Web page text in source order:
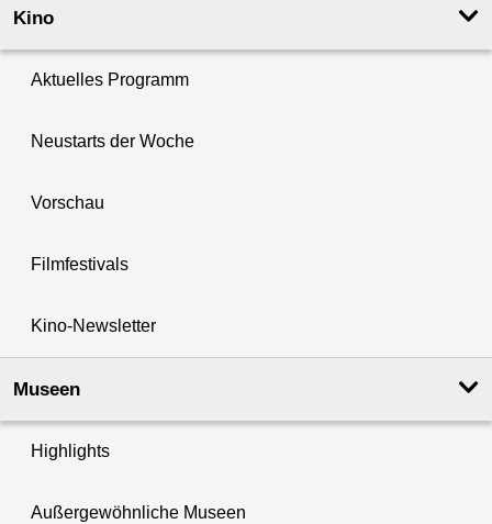
Kino
Aktuelles Programm
Neustarts der Woche
Vorschau
Filmfestivals
Kino-Newsletter
Museen
Highlights
Außergewöhnliche Museen